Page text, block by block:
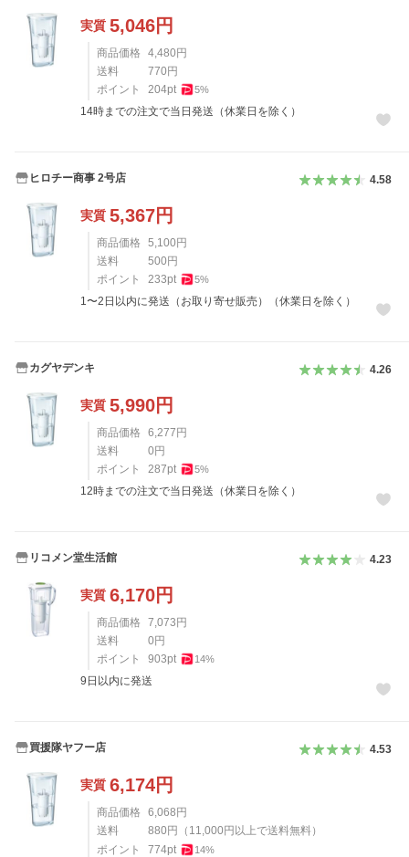
実質 5,046円
商品価格 4,480 円
送料
770 円
ポイント
204pt 5%
14時までの注文で当日発送（休業日を除く）
ヒロチー商事 2号店 4.58
実質 5,367円
商品価格 5,100 円
送料
500 円
ポイント
233pt 5%
1〜2日以内に発送（お取り寄せ販売）（休業日を除く）
カグヤデンキ 4.26
実質 5,990円
商品価格 6,277 円
送料
0 円
ポイント
287pt 5%
12時までの注文で当日発送（休業日を除く）
リコメン堂生活館 4.23
実質 6,170円
商品価格 7,073 円
送料
0 円
ポイント
903pt 14%
9日以内に発送
買援隊ヤフー店 4.53
実質 6,174円
商品価格 6,068 円
送料
880 円 （ 11,000 円以上で送料無料）
ポイント
774pt 14%